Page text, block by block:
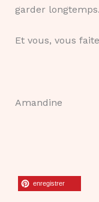
garder longtemps.
Et vous, vous
Amandine
enregistrer